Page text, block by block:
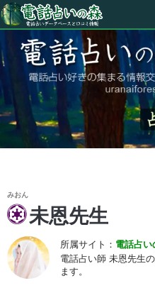
みおん
未恩先生
所属サイト： 電話占い
電話占い師 未恩先生
ます。